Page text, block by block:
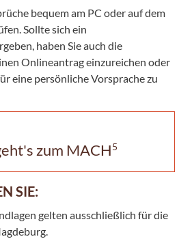
bequem am PC oder auf dem
Sollte sich ein
haben Sie auch die
Onlineantrag einzureichen oder
eine persönliche Vorsprache zu
zum MACH5
SIE:
gelten ausschließlich für die